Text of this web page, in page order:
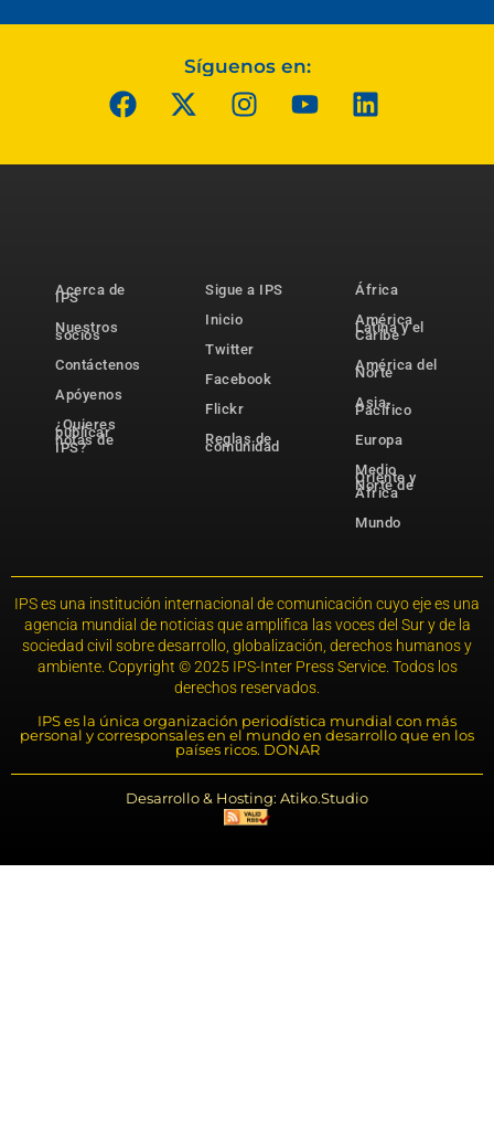
Síguenos en:
Acerca de
IPS
Nuestros
socios
Contáctenos
Apóyenos
¿Quieres
publicar
notas de
IPS?
Sigue a IPS
Inicio
Twitter
Facebook
Flickr
Reglas de
comunidad
África
América
Latina y el
Caribe
América del
Norte
Asia-
Pacífico
Europa
Medio
Oriente y
Norte de
África
Mundo
IPS es una institución internacional de comunicación cuyo eje es una
agencia mundial de noticias que amplifica las voces del Sur y de la
sociedad civil sobre desarrollo, globalización, derechos humanos y
ambiente. Copyright © 2025 IPS-Inter Press Service. Todos los
derechos reservados.
IPS es la única organización periodística mundial con más
personal y corresponsales en el mundo en desarrollo que en los
países ricos. DONAR
Desarrollo & Hosting: Atiko.Studio